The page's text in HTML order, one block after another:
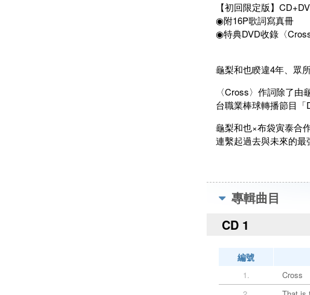
【初回限定版】
◉附16P歌詞寫真冊
◉特典DVD收錄〈
龜梨和也睽違4年、眾
〈Cross〉作詞除了
台職業棒球轉播節目「
龜梨和也×布袋寅泰合
連繫起過去與未來的最
專輯曲目
CD 1
編號
1.
Cross